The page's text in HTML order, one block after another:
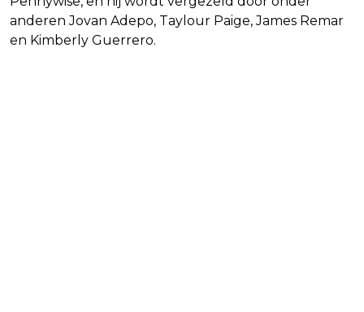
anderen Jovan Adepo, Taylour Paige, James Remar
en Kimberly Guerrero.